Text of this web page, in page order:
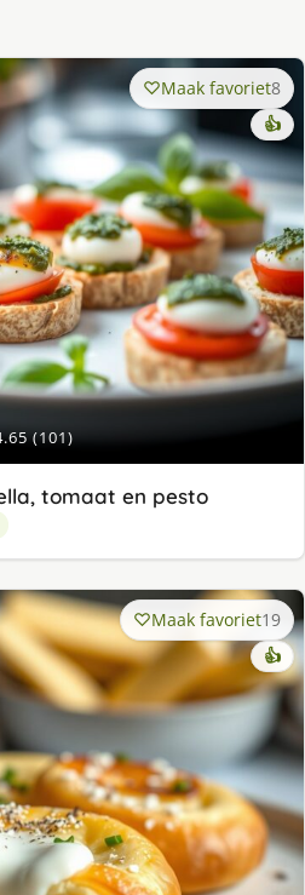
(101)
Maak favoriet8
👍
tomaat en pesto
Maak favoriet19
👍